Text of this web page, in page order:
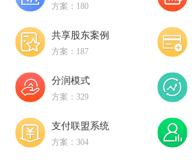
方案：180
共享股东案例
方案：187
分润模式
方案：329
支付联盟系统
方案：304